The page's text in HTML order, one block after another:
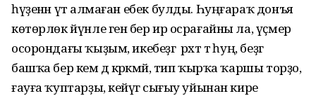
һүҙенән үтә алмаған ебек булды. Һуңғараҡ донъя
көтөрлөк йүнле генә бер ир осрағайны ла, үҫмер
осорондағы ҡыҙым, икебеҙгә рәхәт тә һуң, беҙгә
башҡа бер кем дә кәрәкмәй, тип ҡырҡа ҡаршы торҙо,
ғауға ҡуптарҙы, кейәүгә сығыу уйынан кире